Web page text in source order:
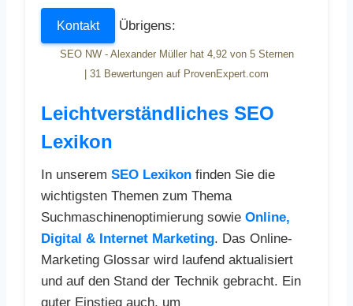
Kontakt Übrigens:
SEO NW - Alexander Müller hat 4,92von 5Sternen
31 Bewertungen auf ProvenExpert.com
Leichtverständliches SEO
Lexikon
In unserem SEO Lexikon finden Sie die
wichtigsten Themen zum Thema
Suchmaschinenoptimierung sowie Online,
Digital & Internet Marketing. Das Online-
Marketing Glossar wird laufend aktualisiert
und auf den Stand der Technik gebracht. Ein
guter Einstieg auch, um